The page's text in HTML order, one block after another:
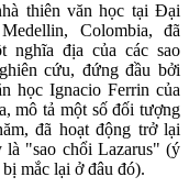
thiên văn học tại Đại
Colombia, đã
nghĩa địa của các sao
cứu, đứng đầu bởi
học Ignacio Ferrin của
mô tả một số đối tượng
đã hoạt động trở lại
là "sao chổi Lazarus" (ý
mắc lại ở đâu đó).